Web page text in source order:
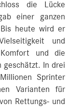
die Lücke
einer ganzen
Bis heute wird er
und
und die
geschätzt. In drei
Sprinter
Varianten für
Rettungs- und